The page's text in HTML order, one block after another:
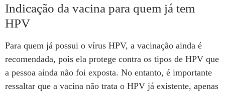
Indicação da vacina para quem já tem
HPV
Para quem já possui o vírus HPV, a vacinação ainda é
recomendada, pois ela protege contra os tipos de HPV que
a pessoa ainda não foi exposta. No entanto, é importante
ressaltar que a vacina não trata o HPV já existente, apenas